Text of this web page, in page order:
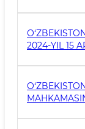
BISHKEK —
TERMIZ”
2024-YIL 15
QOPLAMALI
LOYIHASINI
TADBIRLARI
YO‘LLARINI